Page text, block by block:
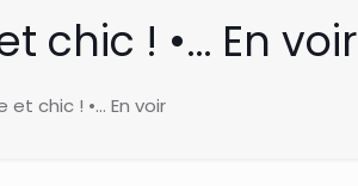
chic ! •… En voir
chic ! •… En voir